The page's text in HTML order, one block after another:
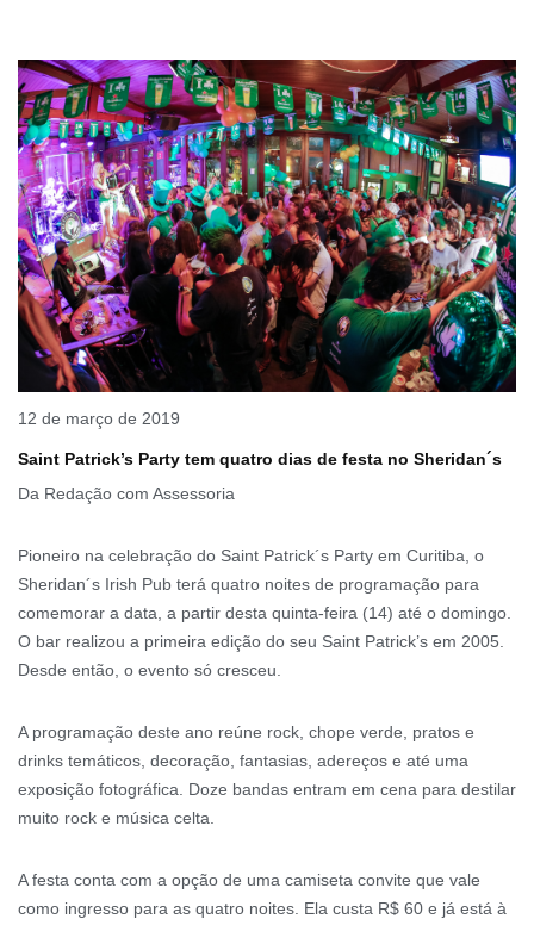
12 de março de 2019
Saint Patrick’s Party tem quatro dias de festa no Sheridan´s
Da Redação com Assessoria
Pioneiro na celebração do Saint Patrick´s Party em Curitiba, o
Sheridan´s Irish Pub terá quatro noites de programação para
comemorar a data, a partir desta quinta-feira (14) até o domingo.
O bar realizou a primeira edição do seu Saint Patrick’s em 2005.
Desde então, o evento só cresceu.
A programação deste ano reúne rock, chope verde, pratos e
drinks temáticos, decoração, fantasias, adereços e até uma
exposição fotográfica. Doze bandas entram em cena para destilar
muito rock e música celta.
A festa conta com a opção de uma camiseta convite que vale
como ingresso para as quatro noites. Ela custa R$ 60 e já está à